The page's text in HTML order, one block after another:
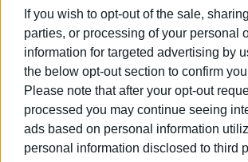
If you wish to opt-out of the sale,
parties, or processing of your personal
information for targeted advertising by
the below opt-out section to confirm
Please note that after your opt-out
processed you may continue seeing
ads based on personal information
personal information disclosed to third
μέχρι τώρα είναι ιδανικές. Οσον αφορά
απορροφά τις μεγαλύτερες ποσότητες
χώρας μας, δεν δείχνει ενδιαφέρον να
έχει προμηθευτεί λάδι από την Τυνησία
ευρώ το κιλό.
Εμφανίσεις: 63
Ακολουθήστε το enimerosi στο